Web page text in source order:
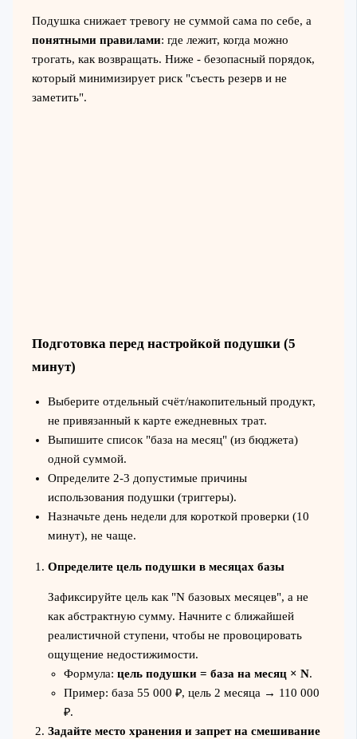
Подушка снижает тревогу не суммой сама по себе, а
понятными правилами: где лежит, когда можно
трогать, как возвращать. Ниже - безопасный порядок,
который минимизирует риск "съесть резерв и не
заметить".
Подготовка перед настройкой подушки (5
минут)
Выберите отдельный счёт/накопительный продукт,
не привязанный к карте ежедневных трат.
Выпишите список "база на месяц" (из бюджета)
одной суммой.
Определите 2-3 допустимые причины
использования подушки (триггеры).
Назначьте день недели для короткой проверки (10
минут), не чаще.
Определите цель подушки в месяцах базы
Зафиксируйте цель как "N базовых месяцев", а не
как абстрактную сумму. Начните с ближайшей
реалистичной ступени, чтобы не провоцировать
ощущение недостижимости.
Формула: цель подушки = база на месяц × N.
Пример: база 55 000 ₽, цель 2 месяца → 110 000
₽.
Задайте место хранения и запрет на смешивание